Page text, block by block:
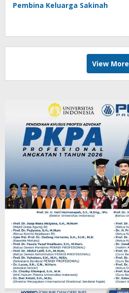
Pembina Keluarga Sakinah
View More